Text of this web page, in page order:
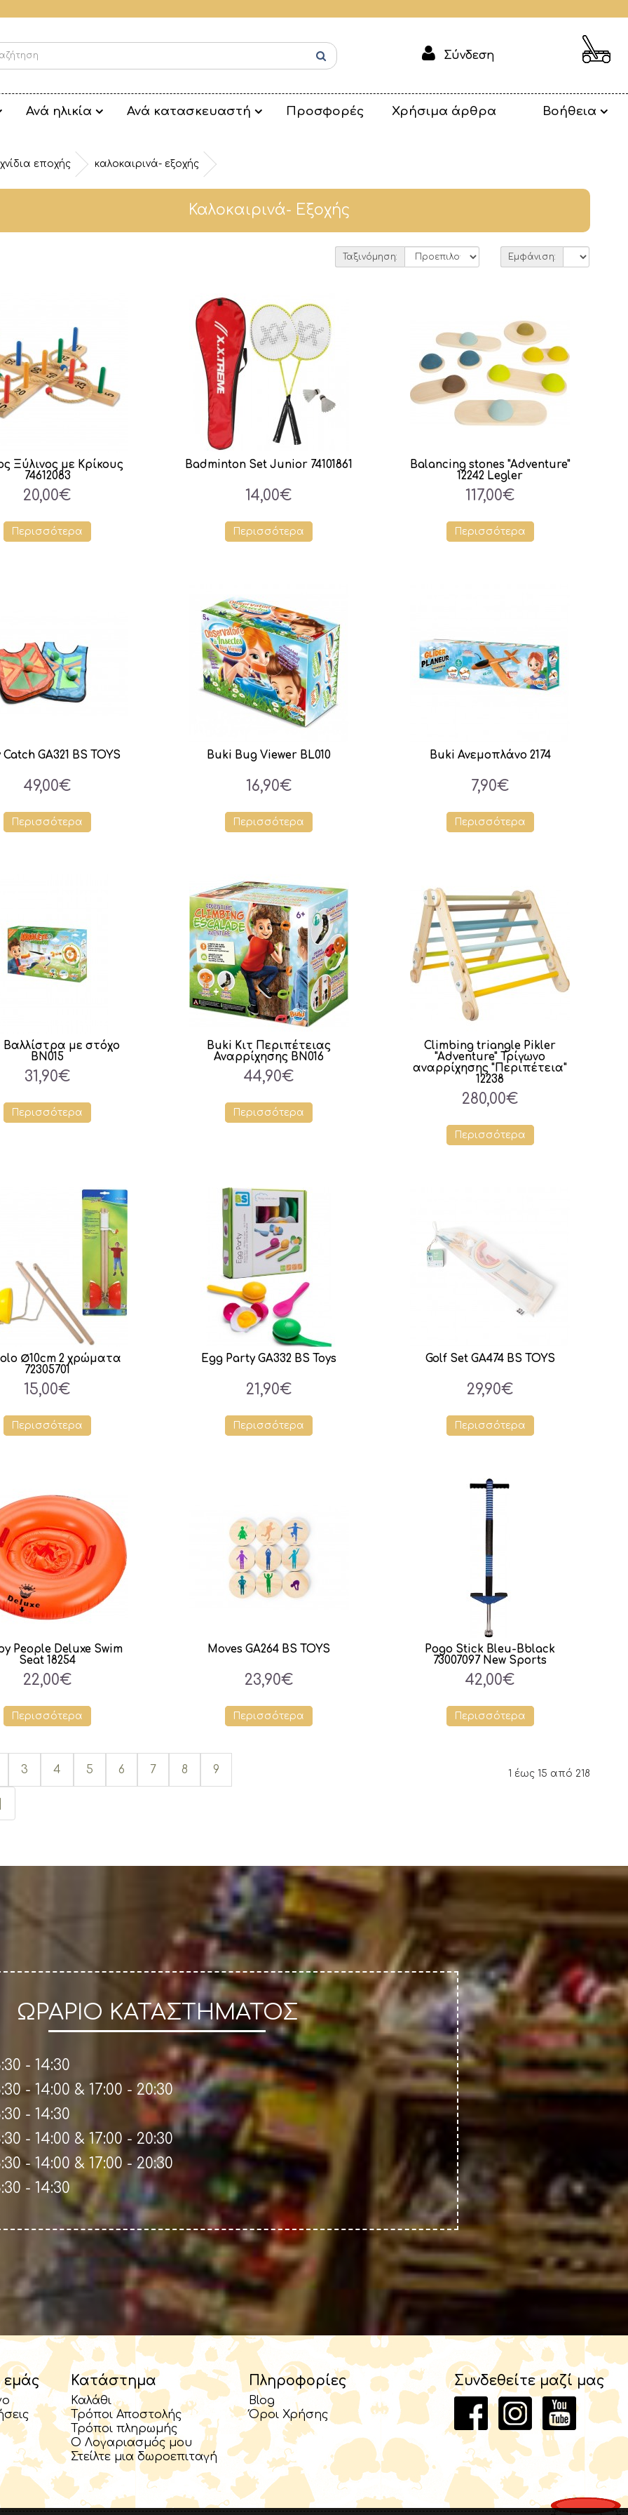
Σύνδεση
Ανά ηλικία Ανά κατασκευαστή Προσφορές Χρήσιμα άρθρα Βοήθεια
εποχής καλοκαιρινά- εξοχής
Καλοκαιρινά- Εξοχής
Εμφάνιση:
Ταξινόμηση:
Ξύλινος με Κρίκους
74612083
20,00€
Περισσότερα
Badminton Set Junior 74101861
14,00€
Περισσότερα
Balancing stones "Adventure"
12242 Legler
117,00€
Περισσότερα
GA321 BS TOYS
49,00€
Περισσότερα
Buki Bug Viewer BL010
16,90€
Περισσότερα
Buki Ανεμοπλάνο 2174
7,90€
Περισσότερα
Βαλλίστρα με στόχο
BN015
31,90€
Περισσότερα
Buki Κιτ Περιπέτειας
Αναρρίχησης BN016
44,90€
Περισσότερα
Climbing triangle Pikler
"Adventure" Τρίγωνο
αναρρίχησης "Περιπέτεια"
12238
280,00€
Περισσότερα
∅10cm 2 χρώματα
72305701
15,00€
Περισσότερα
Egg Party GA332 BS Toys
21,90€
Περισσότερα
Golf Set GA474 BS TOYS
29,90€
Περισσότερα
People Deluxe Swim
Seat 18254
22,00€
Περισσότερα
Moves GA264 BS TOYS
23,90€
Περισσότερα
Pogo Stick Bleu-Bblack
73007097 New Sports
42,00€
Περισσότερα
3 4 5 6 7 8 9 1 έως 15 από 218
ΩΡΑΡΙΟ ΚΑΤΑΣΤΗΜΑΤΟΣ
- 14:30
- 14:00 & 17:00 - 20:30
- 14:30
- 14:00 & 17:00 - 20:30
- 14:00 & 17:00 - 20:30
- 14:30
εμάς Κατάστημα
Καλάθι
Τρόποι Αποστολής
Τρόποι πληρωμής
Ο Λογαριασμός μου
Στείλτε μια δωροεπιταγή
Πληροφορίες
Blog
Όροι Χρήσης
Συνδεθείτε μαζί μας